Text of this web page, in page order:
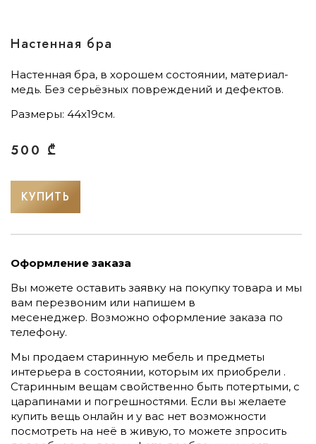
Настенная бра
Настенная бра, в хорошем состоянии, материал-
медь. Без серьёзных повреждений и дефектов.
Размеры: 44х19см.
500 ₾
КУПИТЬ
Оформление заказа
Вы можете оставить заявку на покупку товара и мы
вам перезвоним или напишем в
месенеджер. Возможно оформление заказа по
телефону.
Мы продаем старинную мебель и предметы
интерьера в состоянии, которым их приобрели .
Старинным вещам свойственно быть потертыми, с
царапинами и погрешностями. Если вы желаете
купить вещь онлайн и у вас нет возможности
посмотреть на неё в живую, то можете зпросить